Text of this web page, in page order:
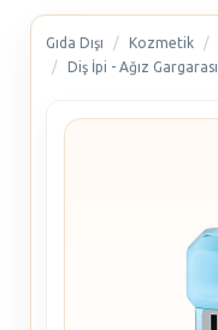
Gıda Dışı Kozmetik
Diş İpi - Ağız Gargarası